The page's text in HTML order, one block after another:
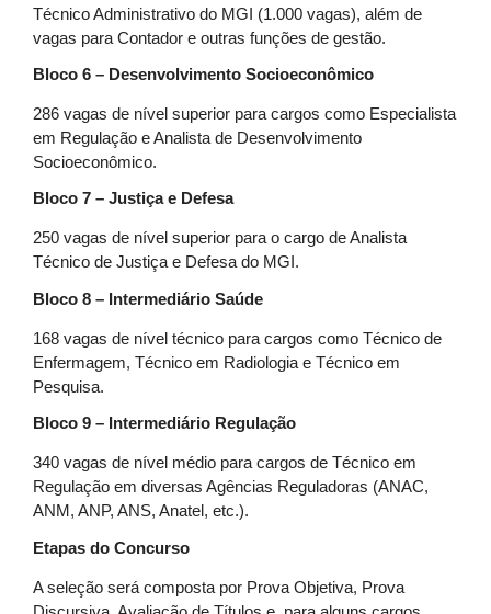
Técnico Administrativo do MGI (1.000 vagas), além de
vagas para Contador e outras funções de gestão.
Bloco 6 – Desenvolvimento Socioeconômico
286 vagas de nível superior para cargos como Especialista
em Regulação e Analista de Desenvolvimento
Socioeconômico.
Bloco 7 – Justiça e Defesa
250 vagas de nível superior para o cargo de Analista
Técnico de Justiça e Defesa do MGI.
Bloco 8 – Intermediário Saúde
168 vagas de nível técnico para cargos como Técnico de
Enfermagem, Técnico em Radiologia e Técnico em
Pesquisa.
Bloco 9 – Intermediário Regulação
340 vagas de nível médio para cargos de Técnico em
Regulação em diversas Agências Reguladoras (ANAC,
ANM, ANP, ANS, Anatel, etc.).
Etapas do Concurso
A seleção será composta por Prova Objetiva, Prova